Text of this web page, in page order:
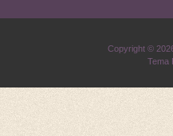
Copyright ©
Tema